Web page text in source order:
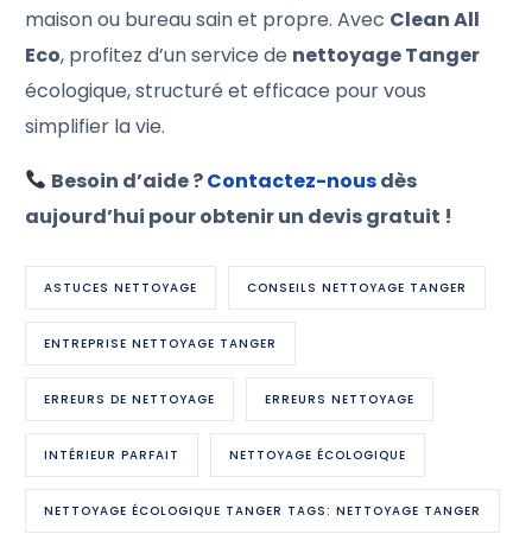
maison ou bureau sain et propre. Avec Clean All
Eco, profitez d’un service de nettoyage Tanger
écologique, structuré et efficace pour vous
simplifier la vie.
Besoin d’aide ?Contactez-nousdès
aujourd’hui pour obtenir un devis gratuit !
ASTUCES NETTOYAGE CONSEILS NETTOYAGE TANGER
ENTREPRISE NETTOYAGE TANGER
ERREURS DE NETTOYAGE ERREURS NETTOYAGE
INTÉRIEUR PARFAIT NETTOYAGE ÉCOLOGIQUE
NETTOYAGE ÉCOLOGIQUE TANGER TAGS: NETTOYAGE TANGER